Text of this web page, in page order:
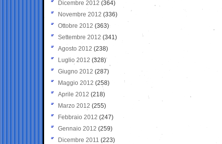
Dicembre 2012 (364)
Novembre 2012 (336)
Ottobre 2012 (363)
Settembre 2012 (341)
Agosto 2012 (238)
Luglio 2012 (328)
Giugno 2012 (287)
Maggio 2012 (258)
Aprile 2012 (218)
Marzo 2012 (255)
Febbraio 2012 (247)
Gennaio 2012 (259)
Dicembre 2011 (223)